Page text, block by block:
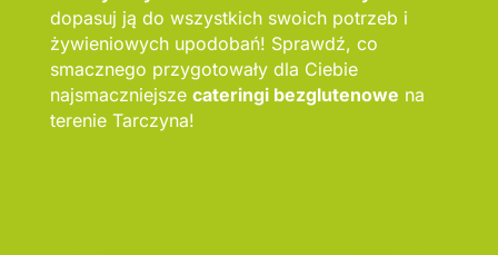
dopasuj ją do wszystkich swoich potrzeb i
żywieniowych upodobań! Sprawdź, co
smacznego przygotowały dla Ciebie
najsmaczniejsze cateringi bezglutenowe na
terenie Tarczyna!